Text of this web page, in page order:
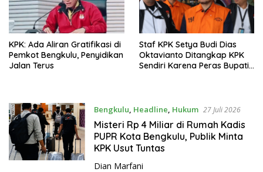
KPK: Ada Aliran Gratifikasi di
Pemkot Bengkulu, Penyidikan
Jalan Terus
Staf KPK Setya Budi Dias
Oktavianto Ditangkap KPK
Sendiri Karena Peras Bupati
Bengkulu Headline Hukum 27 Juli 2026
Misteri Rp 4 Miliar di Rumah Kadis
PUPR Kota Bengkulu, Publik Minta
KPK Usut Tuntas
Dian Marfani